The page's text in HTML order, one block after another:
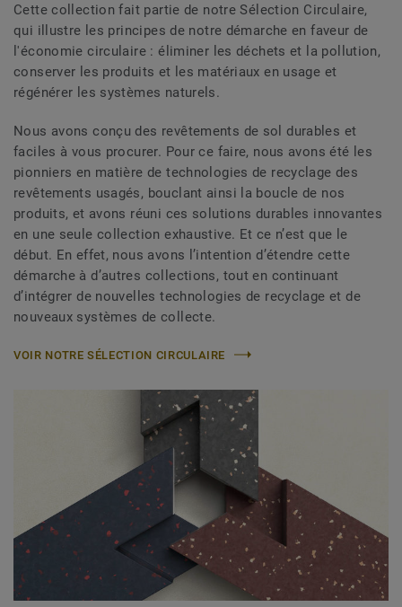
Cette collection fait partie de notre Sélection Circulaire,
qui illustre les principes de notre démarche en faveur de
l'économie circulaire : éliminer les déchets et la pollution,
conserver les produits et les matériaux en usage et
régénérer les systèmes naturels.
Nous avons conçu des revêtements de sol durables et
faciles à vous procurer. Pour ce faire, nous avons été les
pionniers en matière de technologies de recyclage des
revêtements usagés, bouclant ainsi la boucle de nos
produits, et avons réuni ces solutions durables innovantes
en une seule collection exhaustive. Et ce n’est que le
début. En effet, nous avons l’intention d’étendre cette
démarche à d’autres collections, tout en continuant
d’intégrer de nouvelles technologies de recyclage et de
nouveaux systèmes de collecte.
VOIR NOTRE SÉLECTION CIRCULAIRE